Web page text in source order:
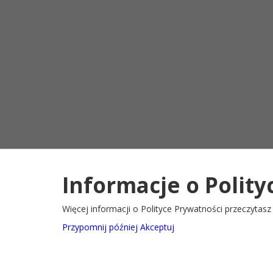
2022@ Oficjalny serwis internetowy Gminy Ryglice Deklaracja
Informacje o
Więcej informacji o Polityce Prywatności przeczytasz
Przypomnij później Akceptuj